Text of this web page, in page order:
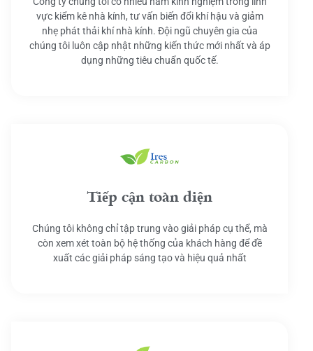
vực kiểm kê nhà kính, tư vấn biến đổi khí hậu và giảm
nhẹ phát thải khí nhà kính. Đội ngũ chuyên gia của
chúng tôi luôn cập nhật những kiến thức mới nhất và áp
dụng những tiêu chuẩn quốc tế.
Tiếp cận toàn diện
Chúng tôi không chỉ tập trung vào giải pháp cụ thể, mà
còn xem xét toàn bộ hệ thống của khách hàng để đề
xuất các giải pháp sáng tạo và hiệu quả nhất